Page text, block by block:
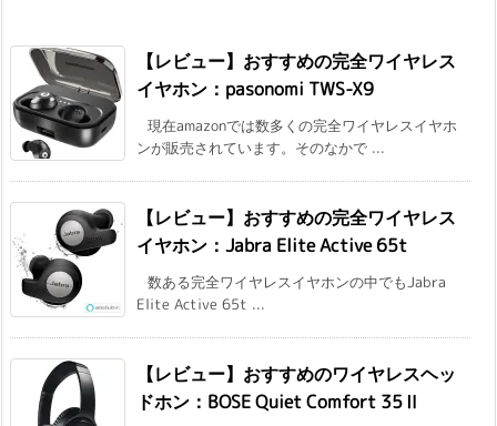
【レビュー】おすすめの完全ワイヤレス
イヤホン：pasonomi TWS-X9
現在amazonでは数多くの完全ワイヤレスイヤホ
ンが販売されています。そのなかで ...
【レビュー】おすすめの完全ワイヤレス
イヤホン：Jabra Elite Active 65t
数ある完全ワイヤレスイヤホンの中でもJabra
Elite Active 65t ...
【レビュー】おすすめのワイヤレスヘッ
ドホン：BOSE Quiet Comfort 35Ⅱ